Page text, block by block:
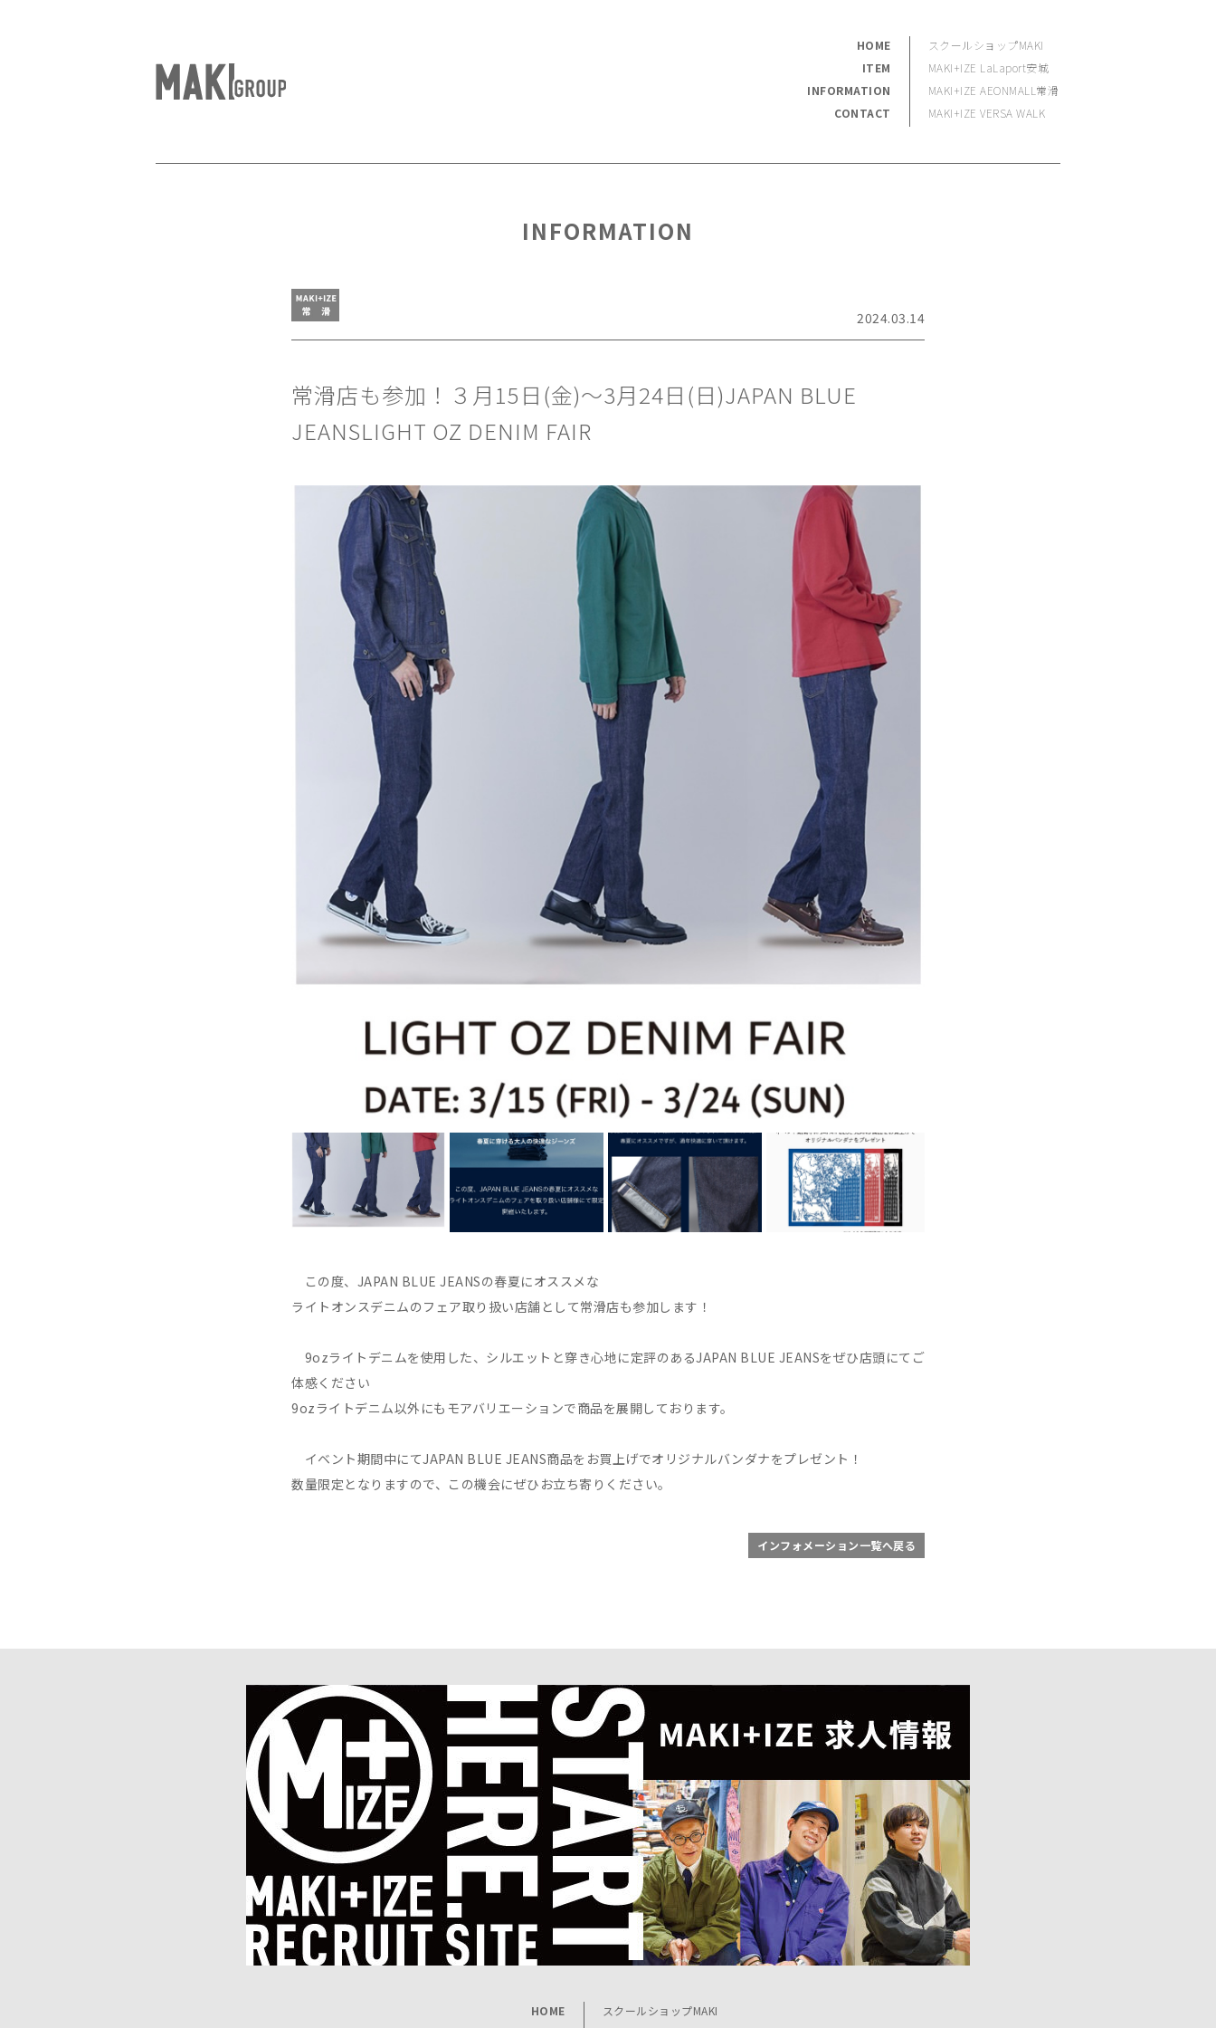
HOME
ITEM
INFORMATION
CONTACT
スクールショップMAKI
MAKI+IZE LaLaport安城
MAKI+IZE AEONMALL常滑
MAKI+IZE VERSA WALK
INFORMATION
2024.03.14
常滑店も参加！３月15日(金)〜3月24日(日)JAPAN BLUE
JEANSLIGHT OZ DENIM FAIR
この度、JAPAN BLUE JEANSの春夏にオススメな
ライトオンスデニムのフェア取り扱い店舗として常滑店も参加します！
9ozライトデニムを使用した、シルエットと穿き心地に定評のあるJAPAN BLUE JEANSをぜひ店頭にてご
体感ください
9ozライトデニム以外にもモアバリエーションで商品を展開しております。
イベント期間中にてJAPAN BLUE JEANS商品をお買上げでオリジナルバンダナをプレゼント！
数量限定となりますので、この機会にぜひお立ち寄りください。
インフォメーション一覧へ戻る
HOME
スクールショップMAKI